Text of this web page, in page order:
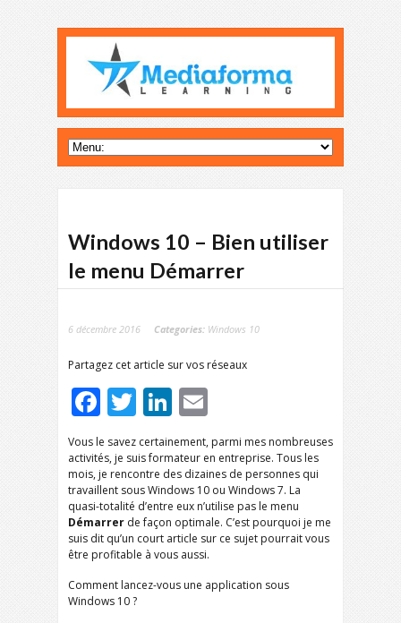
Windows 10 – Bien utiliser
le menu Démarrer
6 décembre 2016 Categories: Windows 10
Partagez cet article sur vos réseaux
Facebook
TwitterLinkedIn
Vous le savez certainement, parmi mes nombreuses
activités, je suis formateur en entreprise. Tous les
mois, je rencontre des dizaines de personnes qui
travaillent sous Windows 10 ou Windows 7. La
quasi-totalité d’entre eux n’utilise pas le menu
Démarrer de façon optimale. C’est pourquoi je me
suis dit qu’un court article sur ce sujet pourrait vous
être profitable à vous aussi.
Comment lancez-vous une application sous
Windows 10 ?